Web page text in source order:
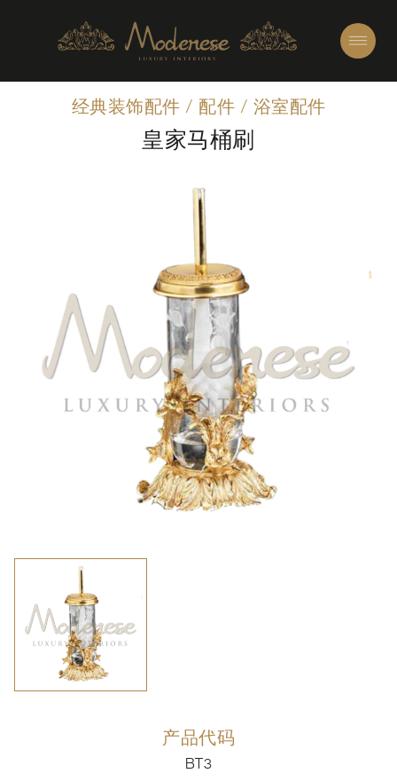
经典装饰配件 / 配件 / 浴室配件
皇家马桶刷
产品代码
BT3